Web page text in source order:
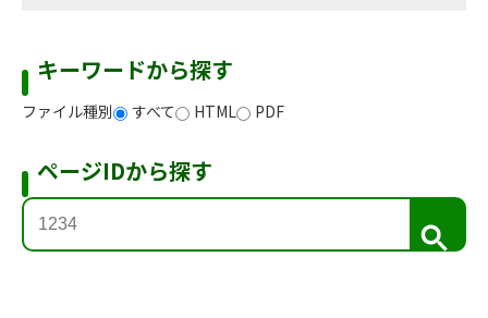
キーワードから探す
ファイル種別 すべて HTML PDF
ページIDから探す
検
索